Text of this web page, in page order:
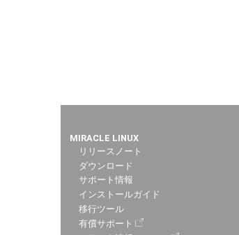
MIRACLE LINUX
リリースノート
ダウンロード
サポート情報
インストールガイド
移行ツール
有償サポート